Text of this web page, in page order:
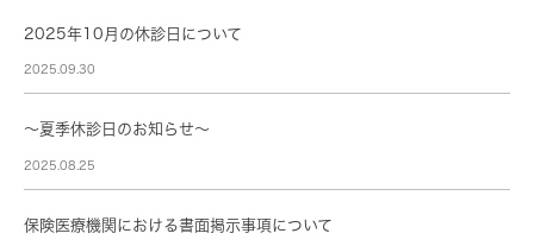
2025年10月の休診日について
2025.09.30
～夏季休診日のお知らせ～
2025.08.25
保険医療機関における書面掲示事項について